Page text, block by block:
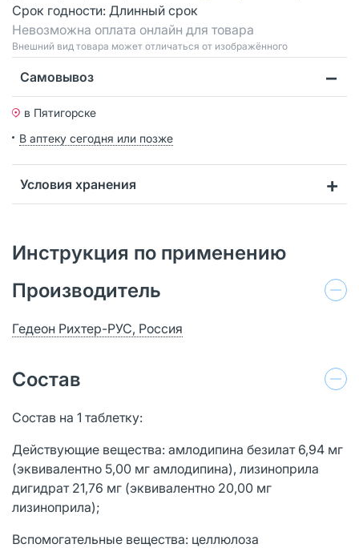
Срок годности: Длинный срок
Невозможна оплата онлайн для товара
Bнешний вид товара может отличаться от изображённого
Самовывоз
в Пятигорске
В аптеку сегодня или позже
Условия хранения
Инструкция по применению
Производитель
Гедеон Рихтер-РУС, Россия
Состав
Состав на 1 таблетку:
Действующие вещества: амлодипина безилат 6,94 мг
(эквивалентно 5,00 мг амлодипина), лизиноприла
дигидрат 21,76 мг (эквивалентно 20,00 мг
лизиноприла);
Вспомогательные вещества: целлюлоза